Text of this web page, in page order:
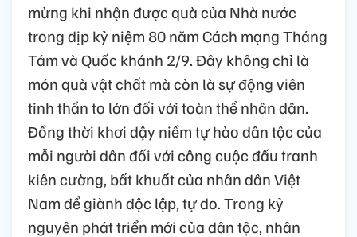
mừng khi nhận được quà của Nhà nước
trong dịp kỷ niệm 80 năm Cách mạng Tháng
Tám và Quốc khánh 2/9. Đây không chỉ là
món quà vật chất mà còn là sự động viên
tinh thần to lớn đối với toàn thể nhân dân.
Đồng thời khơi dậy niềm tự hào dân tộc của
mỗi người dân đối với công cuộc đấu tranh
kiên cường, bất khuất của nhân dân Việt
Nam để giành độc lập, tự do. Trong kỷ
nguyên phát triển mới của dân tộc, nhân